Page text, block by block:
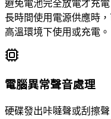
避免電池完全放電才充電
長時間使用電源供應時
高溫環境下使用或充電。
電腦異常聲音處理
硬碟發出咔噠聲或刮擦